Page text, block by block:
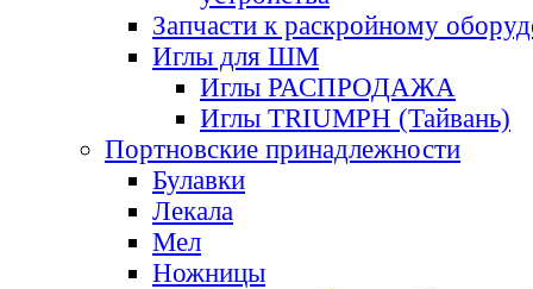
Запчасти к раскройному
Иглы для ШМ
Иглы РАСПРОДАЖА
Иглы TRIUMPH (Тайвань)
Портновские принадлежности
Булавки
Лекала
Мел
Ножницы